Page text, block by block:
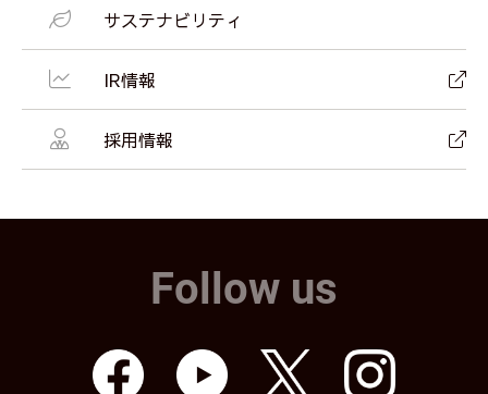
サステナビリティ
IR情報
採用情報
Follow us